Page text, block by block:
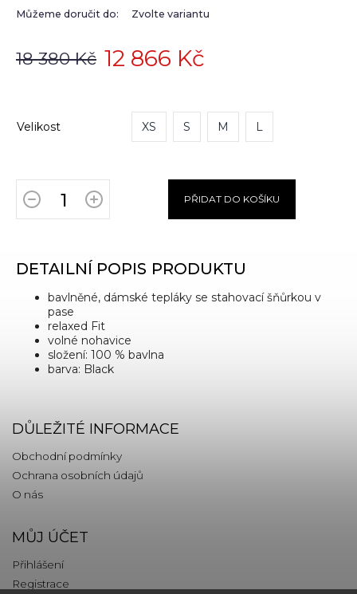
Velikost XS S M L
18 380 Kč 12 866 Kč
Můžeme doručit do: Zvolte variantu
PŘIDAT DO KOŠÍKU
DETAILNÍ POPIS PRODUKTU
bavlněné, dámské tepláky se stahovací šňůrkou v
pase
relaxed Fit
volné nohavice
složení: 100 % bavlna
barva: Black
DŮLEŽITÉ INFORMACE
Obchodní podmínky
Ochrana osobních údajů
O nás
MŮJ ÚČET
Přihlášení
Registrace